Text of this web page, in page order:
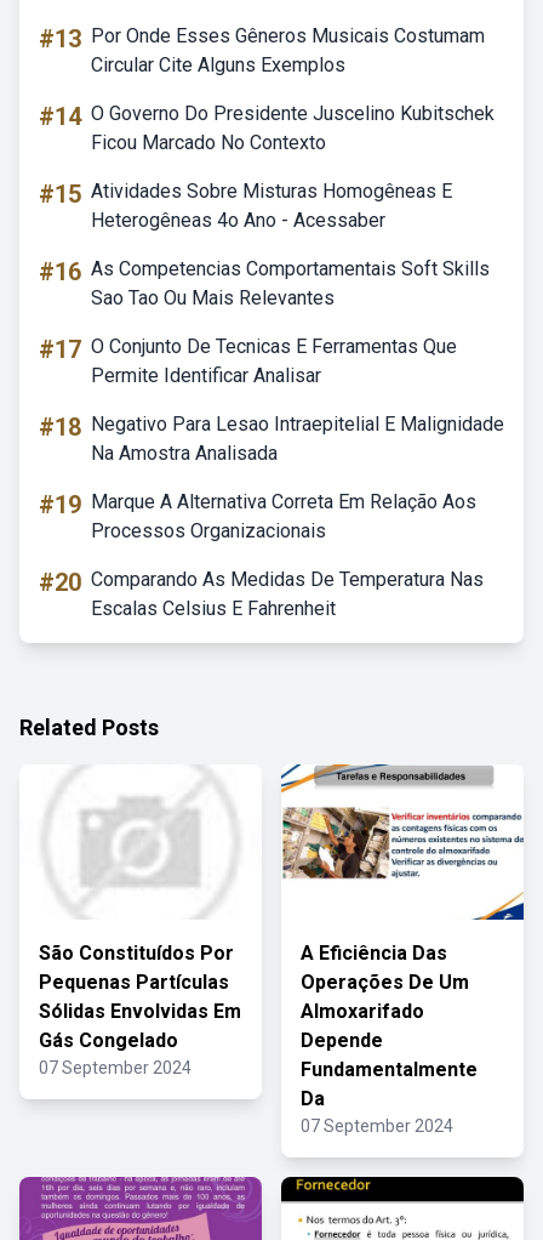
#13 Por Onde Esses Gêneros Musicais Costumam
Circular Cite Alguns Exemplos
#14 O Governo Do Presidente Juscelino Kubitschek
Ficou Marcado No Contexto
#15 Atividades Sobre Misturas Homogêneas E
Heterogêneas 4o Ano - Acessaber
#16 As Competencias Comportamentais Soft Skills
Sao Tao Ou Mais Relevantes
#17 O Conjunto De Tecnicas E Ferramentas Que
Permite Identificar Analisar
#18 Negativo Para Lesao Intraepitelial E Malignidade
Na Amostra Analisada
#19 Marque A Alternativa Correta Em Relação Aos
Processos Organizacionais
#20 Comparando As Medidas De Temperatura Nas
Escalas Celsius E Fahrenheit
Related Posts
São Constituídos Por
Pequenas Partículas
Sólidas Envolvidas Em
Gás Congelado
07 September 2024
A Eficiência Das
Operações De Um
Almoxarifado
Depende
Fundamentalmente
Da
07 September 2024